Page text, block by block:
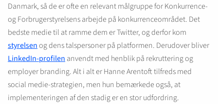
Danmark, så de er ofte en relevant målgruppe for Konkurrence-
og Forbrugerstyrelsens arbejde på konkurrenceområdet. Det
bedste medie til at ramme dem er Twitter, og derfor kom
styrelsenog dens talspersoner på platformen. Derudover bliver
LinkedIn-profilenanvendt med henblik på rekruttering og
employer branding. Alt i alt er Hanne Arentoft tilfreds med
social medie-strategien, men hun bemærkede også, at
implementeringen af den stadig er en stor udfordring.